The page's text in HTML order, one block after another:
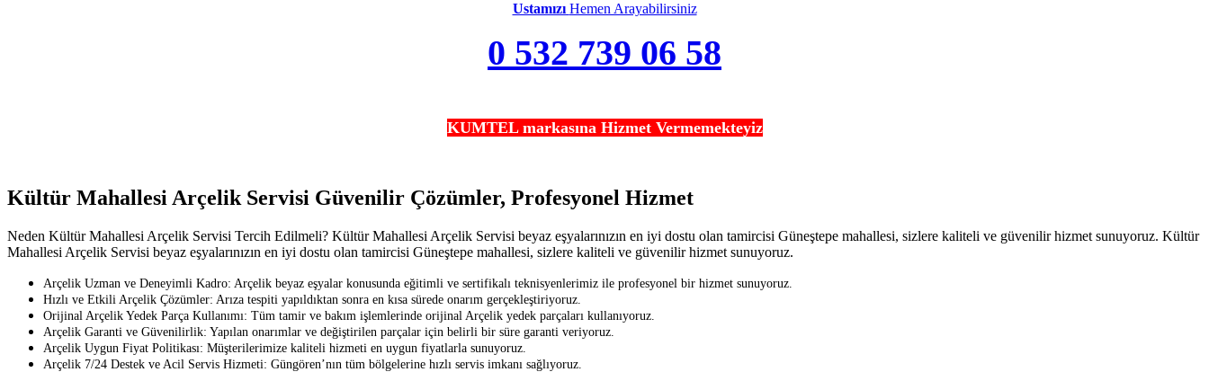
Ustamızı Hemen Arayabilirsiniz
0 532 739 06 58
KUMTEL markasına Hizmet Vermemekteyiz
Kültür Mahallesi Arçelik Servisi Güvenilir Çözümler, Profesyonel Hizmet
Neden Kültür Mahallesi Arçelik Servisi Tercih Edilmeli? Kültür Mahallesi Arçelik Servisi beyaz eşyalarınızın en iyi dostu olan tamircisi Güneştepe mahallesi, sizlere kaliteli ve güvenilir hizmet sunuyoruz. Kültür
Mahallesi Arçelik Servisi beyaz eşyalarınızın en iyi dostu olan tamircisi Güneştepe mahallesi, sizlere kaliteli ve güvenilir hizmet sunuyoruz.
Arçelik Uzman ve Deneyimli Kadro: Arçelik beyaz eşyalar konusunda eğitimli ve sertifikalı teknisyenlerimiz ile profesyonel bir hizmet sunuyoruz.
Hızlı ve Etkili Arçelik Çözümler: Arıza tespiti yapıldıktan sonra en kısa sürede onarım gerçekleştiriyoruz.
Orijinal Arçelik Yedek Parça Kullanımı: Tüm tamir ve bakım işlemlerinde orijinal Arçelik yedek parçaları kullanıyoruz.
Arçelik Garanti ve Güvenilirlik: Yapılan onarımlar ve değiştirilen parçalar için belirli bir süre garanti veriyoruz.
Arçelik Uygun Fiyat Politikası: Müşterilerimize kaliteli hizmeti en uygun fiyatlarla sunuyoruz.
Arçelik 7/24 Destek ve Acil Servis Hizmeti: Güngören’nın tüm bölgelerine hızlı servis imkanı sağlıyoruz.